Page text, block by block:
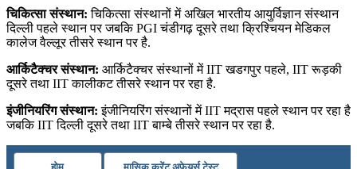
चिकित्सा संस्थान: चिकित्सा संस्थानों में अखिल भारतीय आयुर्विज्ञान संस्थान
दिल्ली पहले स्थान पर जबकि PGI चंडीगढ़ दूसरे तथा क्रिश्चियन मेडिकल
कालेज वैल्लूर तीसरे स्थान पर है.
आर्किटैक्चर संस्थान: आर्किटैक्चर संस्थानों में IIT खडगपुर पहले, IIT रूड़की
दूसरे तथा IIT कालीकट तीसरे स्थान पर रहा है.
इंजीनियरिंग संस्थान: इंजीनियरिंग संस्थानों में IIT मद्रास पहले स्थान पर रहा है
जबकि IIT दिल्ली दूसरे तथा IIT बाम्बे तीसरे स्थान पर रहा है.